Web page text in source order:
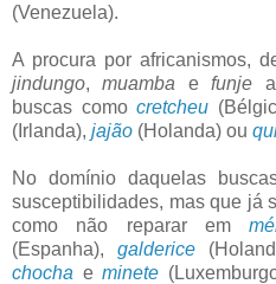
(Venezuela).
A procura por africanismos,
jindungo,muamba efunje
buscas como cretcheu
(Irlanda), jajão (Holanda) ou
No domínio daquelas
susceptibilidades, mas que já
como não reparar em
(Espanha), galderice
chocha eminete